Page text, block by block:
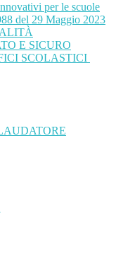
per le scuole
del 29 Maggio 2023
E SICURO
SCOLASTICI